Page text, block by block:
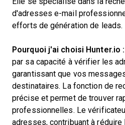
d'adresses e-mail
efforts de génération de leads.
Pourquoi j'ai choisi Hunter.io :
par sa capacité à vérifier les
garantissant que vos
destinataires. La fonction de
précise et permet de trouver
professionnelles. Le
adresses, contribuant à réduire